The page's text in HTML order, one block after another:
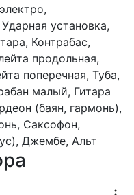
установка,
Контрабас,
продольная,
поперечная, Туба,
малый, Гитара
(баян, гармонь),
Саксофон,
Джембе, Альт